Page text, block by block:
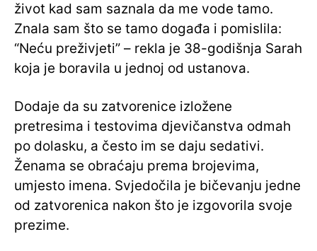
život kad sam saznala da me vode tamo.
Znala sam što se tamo događa i pomislila:
“Neću preživjeti” – rekla je 38-godišnja Sarah
koja je boravila u jednoj od ustanova.
Dodaje da su zatvorenice izložene
pretresima i testovima djevičanstva odmah
po dolasku, a često im se daju sedativi.
Ženama se obraćaju prema brojevima,
umjesto imena. Svjedočila je bičevanju jedne
od zatvorenica nakon što je izgovorila svoje
prezime.